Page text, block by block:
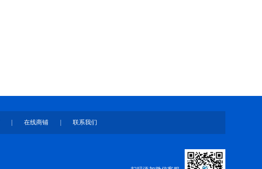
在线商铺 联系我们